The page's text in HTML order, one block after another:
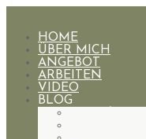
HOME
ÜBER MICH
ANGEBOT
ARBEITEN
VIDEO
BLOG